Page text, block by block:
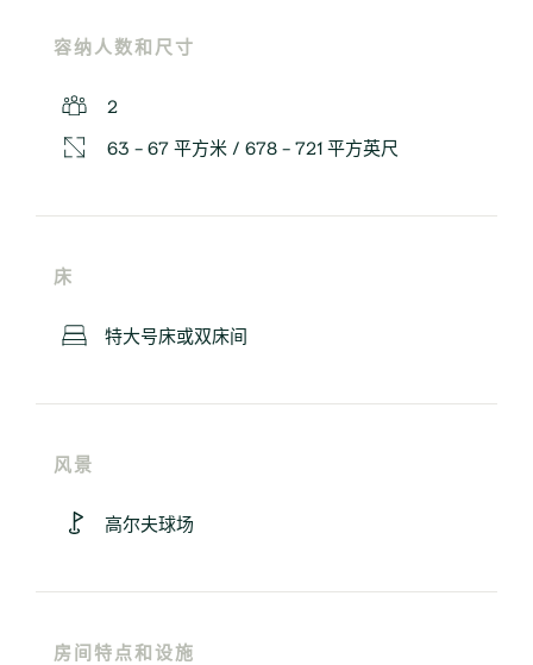
容纳人数和尺寸
2
63 - 67 平方米 / 678 - 721 平方英尺
床
特大号床或双床间
风景
高尔夫球场
房间特点和设施